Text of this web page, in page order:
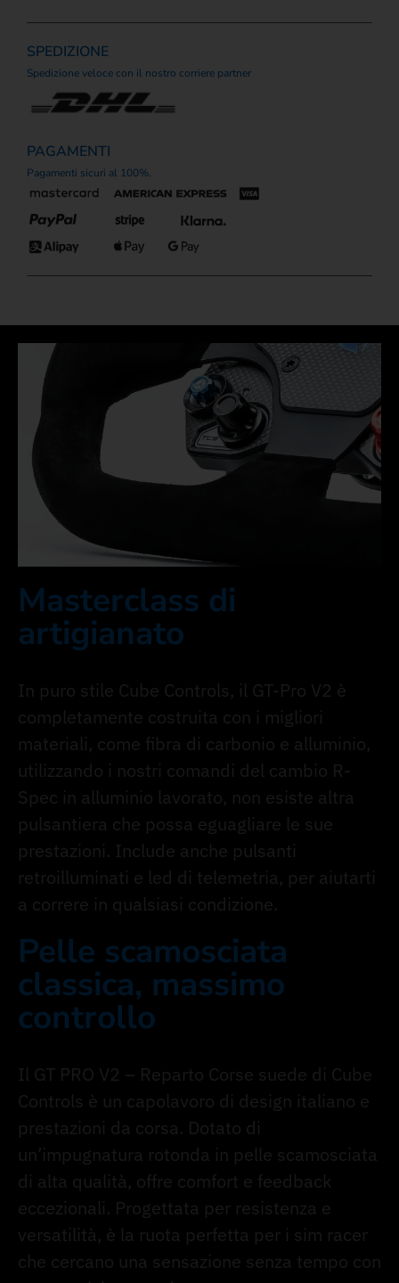
SPEDIZIONE
Spedizione veloce con il nostro corriere partner
PAGAMENTI
Pagamenti sicuri al 100%.
Masterclass di
artigianato
In puro stile Cube Controls, il GT-Pro V2 è
completamente costruita con i migliori
materiali, come fibra di carbonio e alluminio,
utilizzando i nostri comandi del cambio R-
Spec in alluminio lavorato, non esiste altra
pulsantiera che possa eguagliare le sue
prestazioni. Include anche pulsanti
retroilluminati e led di telemetria, per aiutarti
a correre in qualsiasi condizione.
Pelle scamosciata
classica, massimo
controllo
Il GT PRO V2 – Reparto Corse suede di Cube
Controls è un capolavoro di design italiano e
prestazioni da corsa. Dotato di
un’impugnatura rotonda in pelle scamosciata
di alta qualità, offre comfort e feedback
eccezionali. Progettata per resistenza e
versatilità, è la ruota perfetta per i sim racer
che cercano una sensazione senza tempo con